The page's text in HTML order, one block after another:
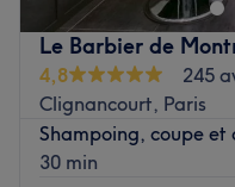
Le Barbier de
4,8
245
Clignancourt, Paris
Shampoing, coupe et
30 min